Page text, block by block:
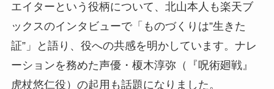
エイターという役柄について、北山本人も楽天ブ
ックスのインタビューで「ものづくりは”生きた
証”」と語り、役への共感を明かしています。ナレ
ーションを務めた声優・榎木淳弥（『呪術廻戦』
虎杖悠仁役）の起用も話題になりました。